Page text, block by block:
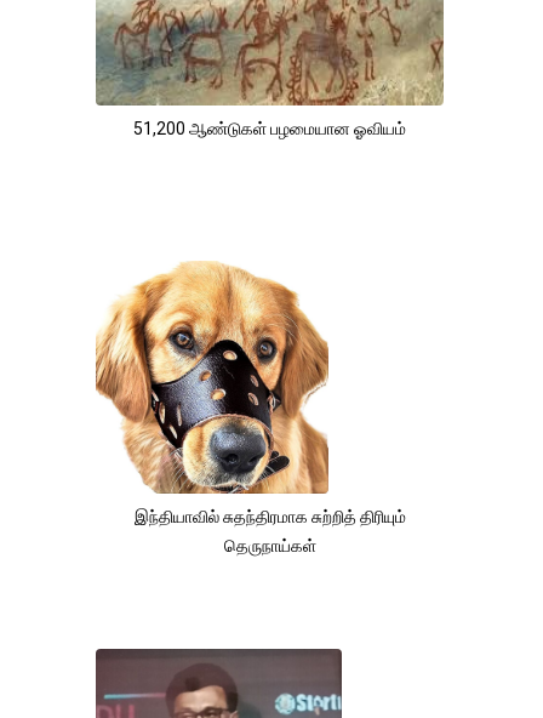
51,200 ஆண்டுகள் பழமையான ஓவியம்
இந்தியாவில் சுதந்திரமாக சுற்றித் திரியும்
தெருநாய்கள்